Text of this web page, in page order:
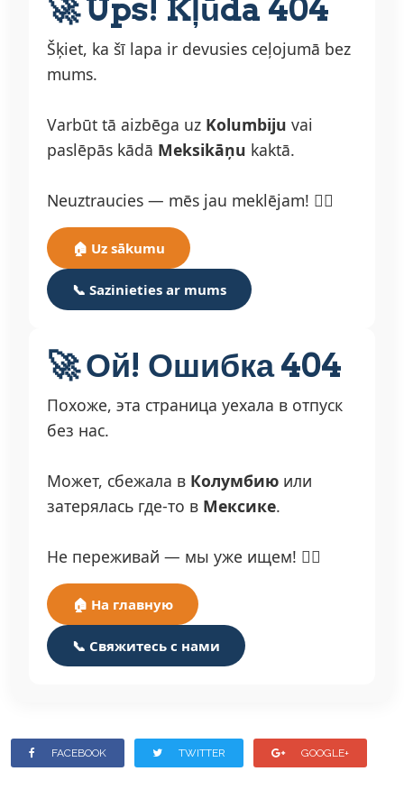
🚀 Ups! Kļūda 404
Šķiet, ka šī lapa ir devusies ceļojumā bez
mums.
Varbūt tā aizbēga uz Kolumbiju vai
paslēpās kādā Meksikāņu kaktā.
Neuztraucies — mēs jau meklējam! 🕵️‍♂️
🏠 Uz sākumu
📞 Sazinieties ar mums
🚀 Ой! Ошибка 404
Похоже, эта страница уехала в отпуск
без нас.
Может, сбежала в Колумбию или
затерялась где-то в Мексике.
Не переживай — мы уже ищем! 🕵️‍♂️
🏠 На главную
📞 Свяжитесь с нами
FACEBOOK TWITTER GOOGLE+